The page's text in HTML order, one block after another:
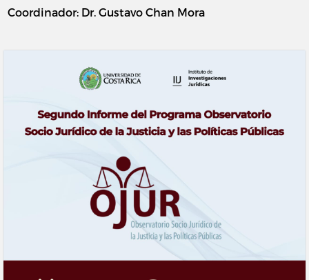
Coordinador: Dr. Gustavo Chan Mora